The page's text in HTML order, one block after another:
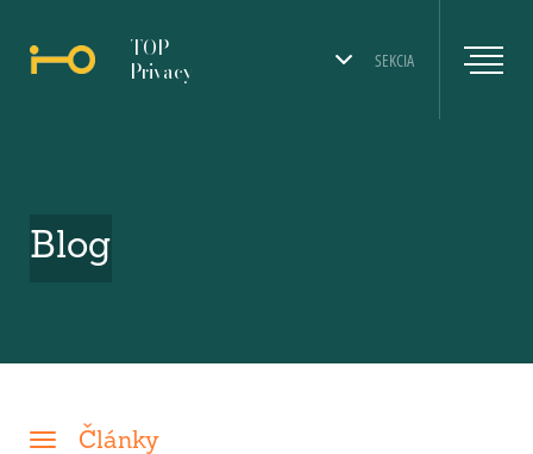
SEKCIA
TOP
Privacy
Blog
Články